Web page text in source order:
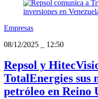
Empresas
08/12/2025
12:50
Repsol y
TotalEnergies sus
petróleo en Reino